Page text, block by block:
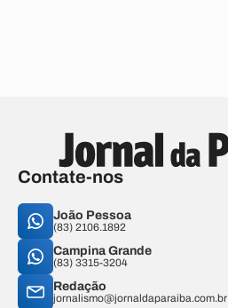
Contate-nos
João Pessoa
(83) 2106.1892
Campina Grande
(83) 3315-3204
Redação
jornalismo@jornaldaparaiba.com.br